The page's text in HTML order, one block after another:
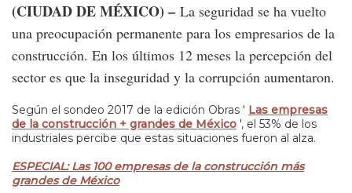
(CIUDAD DE MÉXICO) – La seguridad se ha vuelto
una preocupación permanente para los empresarios de la
construcción. En los últimos 12 meses la percepción del
sector es que la inseguridad y la corrupción aumentaron.
Según el sondeo 2017 de la edición Obras ' Las empresas
de la construcción + grandes de México ', el 53% de los
industriales percibe que estas situaciones fueron al alza.
ESPECIAL: Las 100 empresas de la construcción más
grandes de México